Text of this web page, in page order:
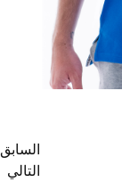
السابق
التالي